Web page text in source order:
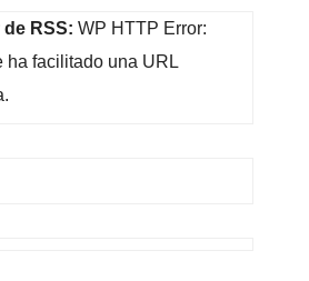
de RSS: WP HTTP Error:
ha facilitado una URL